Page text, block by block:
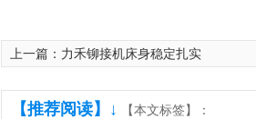
上一篇： 力禾铆接机床身稳定扎实
【推荐阅读】↓ 【本文标签】：